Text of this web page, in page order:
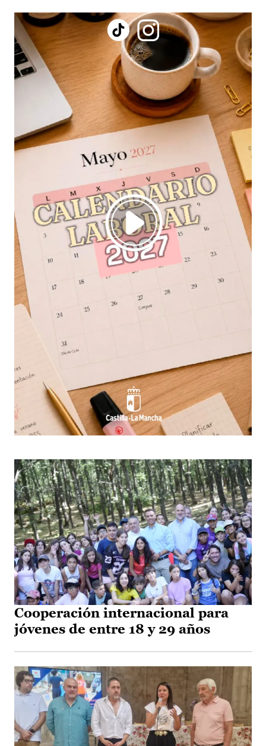
Cooperación internacional para
jóvenes de entre 18 y 29 años